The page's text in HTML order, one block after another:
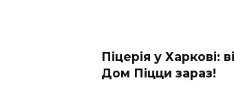
Піцерія у Харкові:
Дом Піцци зараз!